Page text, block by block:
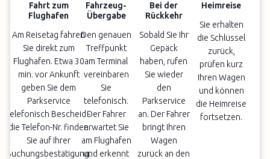
Fahrt zum
Flughafen
Am Reisetag fahren
Sie direkt zum
Flughafen. Etwa 30
min. vor Ankunft
geben Sie dem
Parkservice
telefonisch Bescheid -
die Telefon-Nr. finden
Sie auf Ihrer
Buchungsbestätigung.
Fahrzeug-
Übergabe
Den genauen
Treffpunkt
am Terminal
vereinbaren
Sie
telefonisch.
Der Fahrer
erwartet Sie
am Flughafen
und erkennt
Bei der
Rückkehr
Sobald Sie Ihr
Gepäck
haben, rufen
Sie wieder
den
Parkservice
an. Der Fahrer
bringt Ihren
Wagen
zurück an den
Heimreise
Sie erhalten
die Schlüssel
zurück,
prüfen kurz
Ihren Wagen
und können
die Heimreise
fortsetzen.